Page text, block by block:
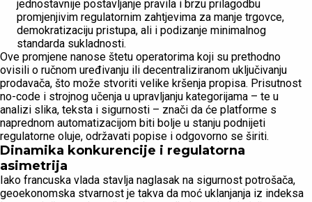
jednostavnije postavljanje pravila i brzu prilagodbu
promjenjivim regulatornim zahtjevima za manje trgovce,
demokratizaciju pristupa, ali i podizanje minimalnog
standarda sukladnosti.
Ove promjene nanose štetu operatorima koji su prethodno
ovisili o ručnom uređivanju ili decentraliziranom uključivanju
prodavača, što može stvoriti velike kršenja propisa. Prisutnost
no-code i strojnog učenja u upravljanju kategorijama – te u
analizi slika, teksta i sigurnosti – znači da će platforme s
naprednom automatizacijom biti bolje u stanju podnijeti
regulatorne oluje, održavati popise i odgovorno se širiti.
Dinamika konkurencije i regulatorna
asimetrija
Iako francuska vlada stavlja naglasak na sigurnost potrošača,
geoekonomska stvarnost je takva da moć uklanjanja iz indeksa